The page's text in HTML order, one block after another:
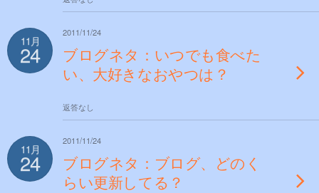
11月
24
2011/11/24
ブログネタ：いつでも食べた
い、大好きなおやつは？
返答なし
11月
24
2011/11/24
ブログネタ：ブログ、どのく
らい更新してる？